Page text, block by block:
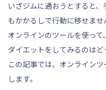
いざジムに通おうとすると
もかかるしで行動に移せませ
オンラインのツールを使っ
ダイエットをしてみるのはど
この記事では、 オンライン
します。